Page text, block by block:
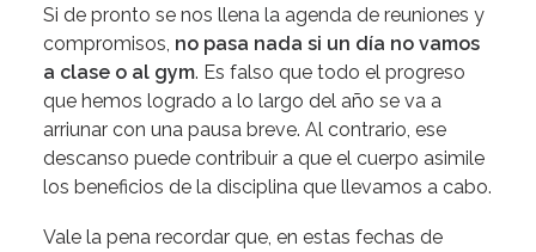
Si de pronto se nos llena la agenda de reuniones y
compromisos, no pasa nada si un día no vamos
a clase o al gym. Es falso que todo el progreso
que hemos logrado a lo largo del año se va a
arriunar con una pausa breve. Al contrario, ese
descanso puede contribuir a que el cuerpo asimile
los beneficios de la disciplina que llevamos a cabo.
Vale la pena recordar que, en estas fechas de